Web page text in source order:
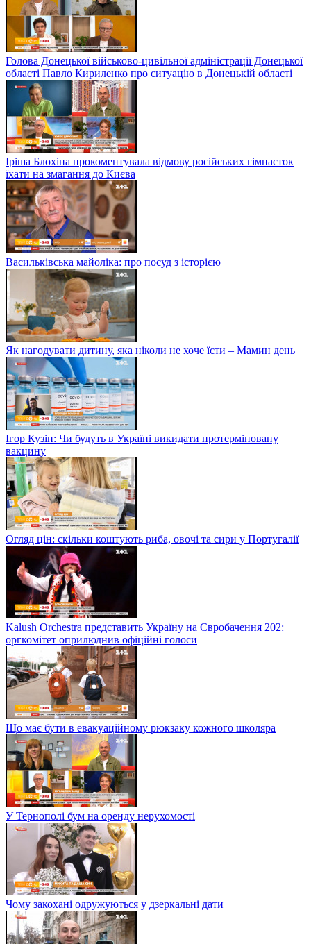
Голова Донецької військово-цивільної адміністрації Донецької
області Павло Кириленко про ситуацію в Донецькій області
Іріша Блохіна прокоментувала відмову російських гімнасток
їхати на змагання до Києва
Васильківська майоліка: про посуд з історією
Як нагодувати дитину, яка ніколи не хоче їсти – Мамин день
Ігор Кузін: Чи будуть в Україні викидати протерміновану
вакцину
Огляд цін: скільки коштують риба, овочі та сири у Португалії
Kalush Orchestra представить Україну на Євробачення 202:
оргкомітет оприлюднив офіційні голоси
Що має бути в евакуаційному рюкзаку кожного школяра
У Тернополі бум на оренду нерухомості
Чому закохані одружуються у дзеркальні дати